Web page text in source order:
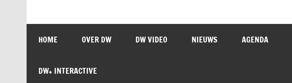
HOME OVER DW DW VIDEO NIEUWS AGENDA
DW+ INTERACTIVE